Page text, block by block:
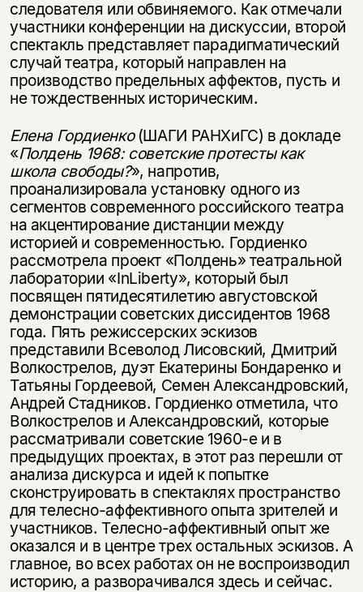
следователя или обвиняемого. Как отмечали
участники конференции на дискуссии, второй
спектакль представляет парадигматический
случай театра, который направлен на
производство предельных аффектов, пусть и
не тождественных историческим.
Елена Гордиенко(ШАГИ РАНХиГС) в докладе
«Полдень 1968: советские протесты как
школа свободы?», напротив,
проанализировала установку одного из
сегментов современного российского театра
на акцентирование дистанции между
историей и современностью. Гордиенко
рассмотрела проект «Полдень» театральной
лаборатории «InLiberty», который был
посвящен пятидесятилетию августовской
демонстрации советских диссидентов 1968
года. Пять режиссерских эскизов
представили Всеволод Лисовский, Дмитрий
Волкострелов, дуэт Екатерины Бондаренко и
Татьяны Гордеевой, Семен Александровский,
Андрей Стадников. Гордиенко отметила, что
Волкострелов и Александровский, которые
рассматривали советские 1960-е и в
предыдущих проектах, в этот раз перешли от
анализа дискурса и идей к попытке
сконструировать в спектаклях пространство
для телесно-аффективного опыта зрителей и
участников. Телесно-аффективный опыт же
оказался и в центре трех остальных эскизов. А
главное, во всех работах он не воспроизводил
историю, а разворачивался здесь и сейчас.